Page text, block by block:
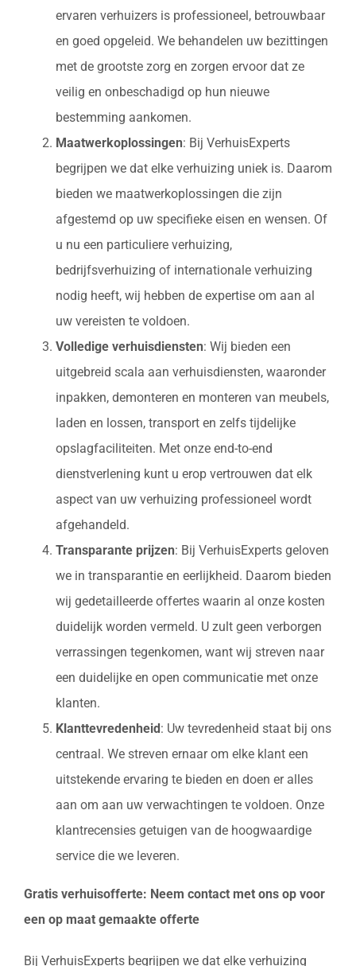
ervaren verhuizers is professioneel, betrouwbaar
en goed opgeleid. We behandelen uw bezittingen
met de grootste zorg en zorgen ervoor dat ze
veilig en onbeschadigd op hun nieuwe
bestemming aankomen.
Maatwerkoplossingen: Bij VerhuisExperts
begrijpen we dat elke verhuizing uniek is. Daarom
bieden we maatwerkoplossingen die zijn
afgestemd op uw specifieke eisen en wensen. Of
u nu een particuliere verhuizing,
bedrijfsverhuizing of internationale verhuizing
nodig heeft, wij hebben de expertise om aan al
uw vereisten te voldoen.
Volledige verhuisdiensten: Wij bieden een
uitgebreid scala aan verhuisdiensten, waaronder
inpakken, demonteren en monteren van meubels,
laden en lossen, transport en zelfs tijdelijke
opslagfaciliteiten. Met onze end-to-end
dienstverlening kunt u erop vertrouwen dat elk
aspect van uw verhuizing professioneel wordt
afgehandeld.
Transparante prijzen: Bij VerhuisExperts geloven
we in transparantie en eerlijkheid. Daarom bieden
wij gedetailleerde offertes waarin al onze kosten
duidelijk worden vermeld. U zult geen verborgen
verrassingen tegenkomen, want wij streven naar
een duidelijke en open communicatie met onze
klanten.
Klanttevredenheid : Uw tevredenheid staat bij ons
centraal. We streven ernaar om elke klant een
uitstekende ervaring te bieden en doen er alles
aan om aan uw verwachtingen te voldoen. Onze
klantrecensies getuigen van de hoogwaardige
service die we leveren.
Gratis verhuisofferte: Neem contact met ons op voor
een op maat gemaakte offerte
Bij VerhuisExperts begrijpen we dat elke verhuizing